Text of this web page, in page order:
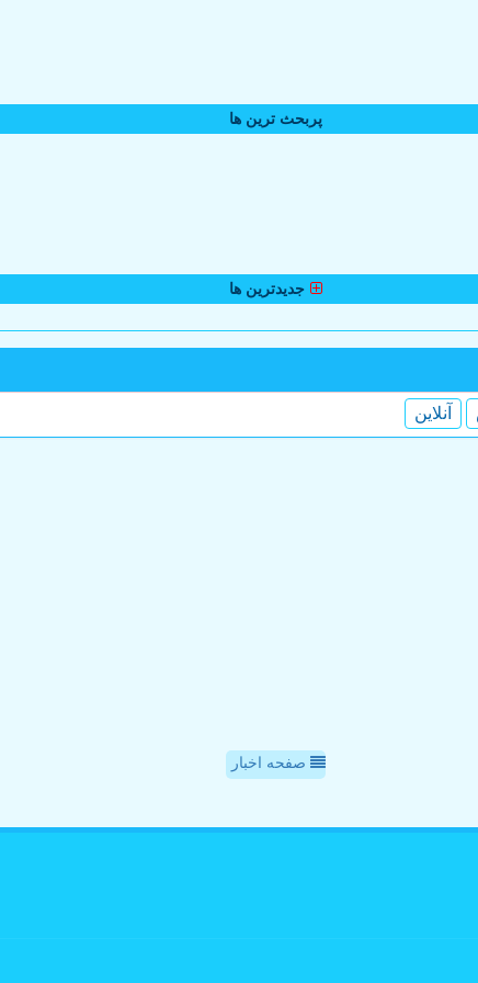
پربحث ترین ها
جدیدترین ها
آنلاین
صفحه اخبار